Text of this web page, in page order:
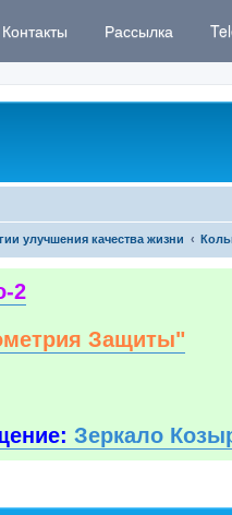
Контакты Рассылка
улучшения качества жизни
2
Защиты"
Зеркало